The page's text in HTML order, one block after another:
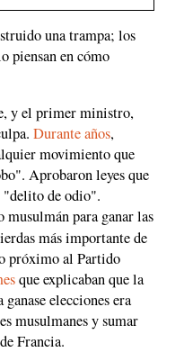
una trampa; los
piensan en cómo
y el primer ministro,
Durante años,
movimiento que
Aprobaron leyes que
de odio".
musulmán para ganar las
más importante de
próximo al Partido
que explicaban que la
elecciones era
musulmanes y sumar
Francia.